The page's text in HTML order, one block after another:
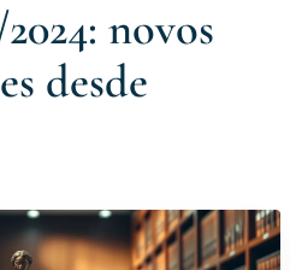
novos
desde